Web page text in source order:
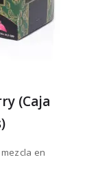
(Caja
en